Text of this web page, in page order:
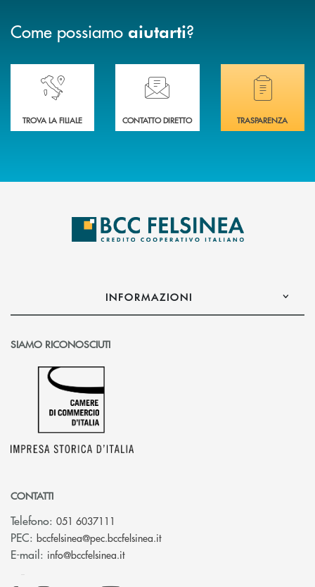
Come possiamo aiutarti?
Accedi all' elenco completo delle nostre&nbsp; filiali .
TROVA LA FILIALE
Ti serve assistenza immediata? Contattaci!
CONTATTO DIRETTO
Hai bisogno di
TRASPARENZA
INFORMAZIONI
SIAMO RICONOSCIUTI
CONTATTI
Telefono: 051 6037111
PEC: bccfelsinea@pec.bccfelsinea.it(si apre l’app di posta
E-mail: info@bccfelsinea.it(si apre l’app di posta elettronica)